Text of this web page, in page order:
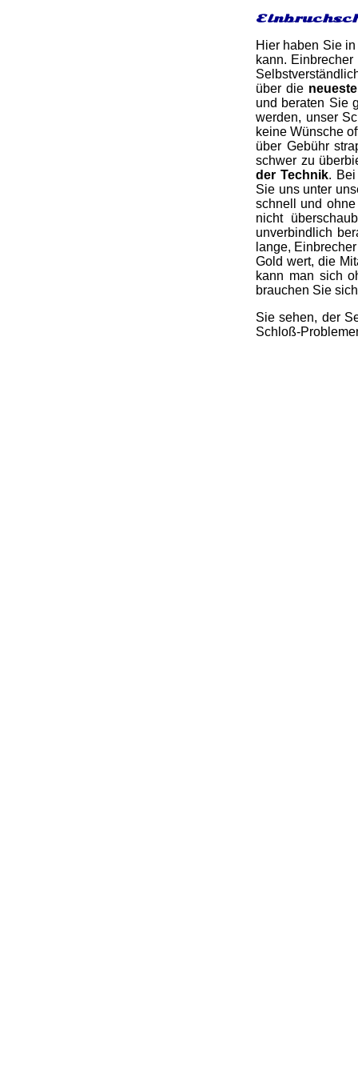
Hier haben Sie
kann.
über die
und beraten Sie
werden, unser
keine Wünsche
über Gebühr
schwer zu
der Technik.
Sie uns unter
schnell und
nicht
unverbindlich
lange,
Gold wert, die
kann man sich
brauchen Sie
Sie sehen, der
Schloß-